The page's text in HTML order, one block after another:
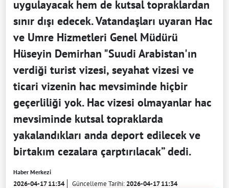
uygulayacak hem de kutsal topraklardan
sınır dışı edecek. Vatandaşları uyaran Hac
ve Umre Hizmetleri Genel Müdürü
Hüseyin Demirhan "Suudi Arabistan'ın
verdiği turist vizesi, seyahat vizesi ve
ticari vizenin hac mevsiminde hiçbir
geçerliliği yok. Hac vizesi olmayanlar hac
mevsiminde kutsal topraklarda
yakalandıkları anda deport edilecek ve
birtakım cezalara çarptırılacak” dedi.
Haber Merkezi
2026-04-17 11:34 Güncelleme Tarihi:2026-04-17 11:34